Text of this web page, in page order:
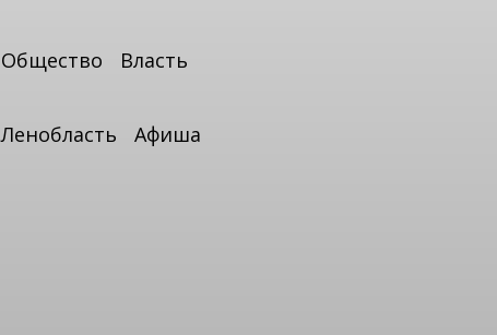
Общество Власть
Ленобласть Афиша